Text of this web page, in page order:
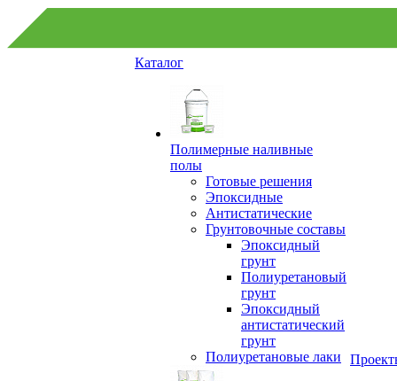
Каталог
Полимерные наливные
полы
Готовые решения
Эпоксидные
Антистатические
Грунтовочные составы
Эпоксидный
грунт
Полиуретановый
грунт
Эпоксидный
антистатический
грунт
Полиуретановые лаки